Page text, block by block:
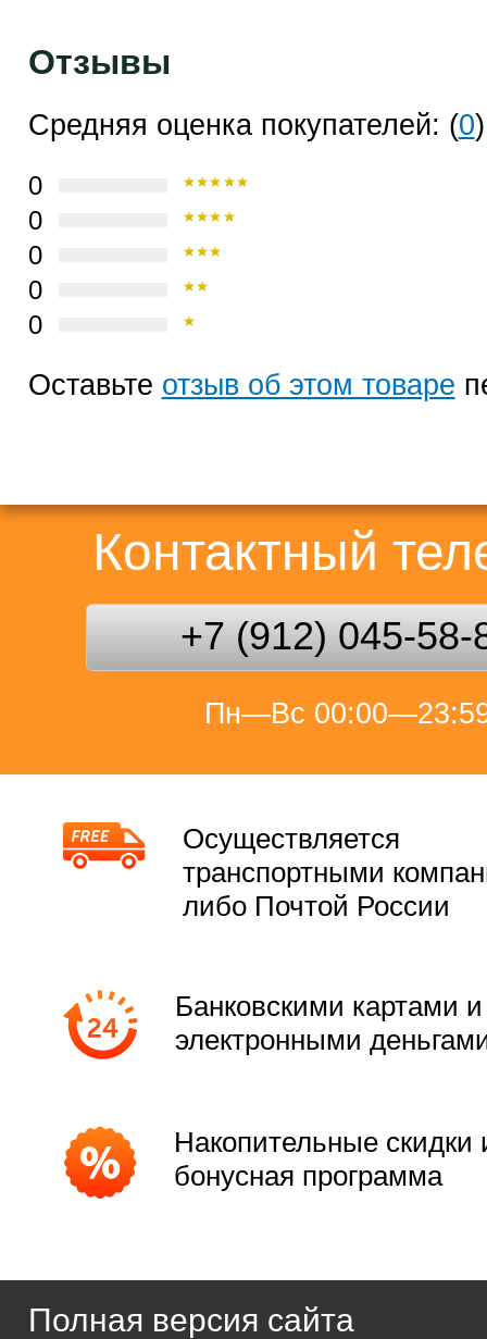
Отзывы
Средняя оценка покупателей: (0)
0
0
0
0
0
Оставьте отзыв об этом товаре
Контактный
+7 (912) 045-58-
Пн—Вс
Осуществляется
транспортными
либо Почтой России
Банковскими картами и
электронными
Накопительные скидки
бонусная программа
Полная версия сайта